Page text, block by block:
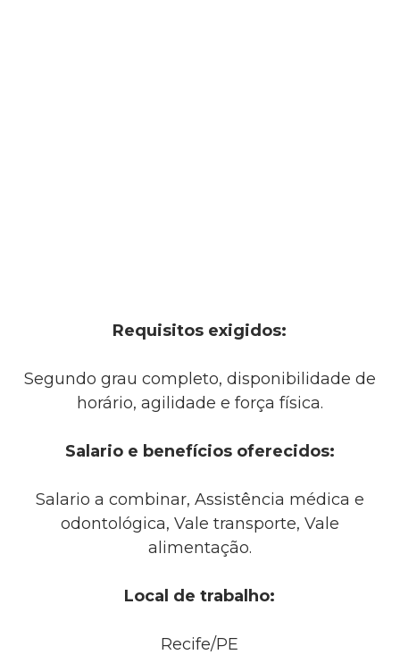
Requisitos exigidos:
Segundo grau completo, disponibilidade de
horário, agilidade e força física.
Salario e benefícios oferecidos:
Salario a combinar, Assistência médica e
odontológica, Vale transporte, Vale
alimentação.
Local de trabalho:
Recife/PE